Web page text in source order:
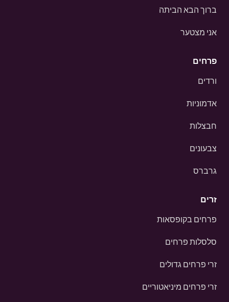
ברוך הבא הביתה
אני מצטער
פרחים
ורדים
אדמוניות
חבצלות
צבעונים
גרברס
זרים
פרחים בקופסאות
סלסלות פרחים
זרי פרחים גדולים
זרי פרחים מיניאטוריים